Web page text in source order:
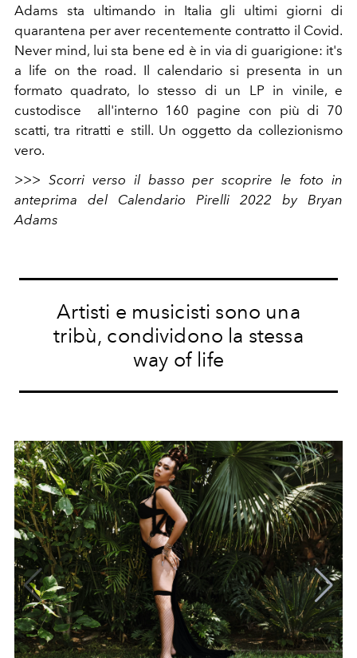
Adams sta ultimando in Italia gli ultimi giorni di
quarantena per aver recentemente contratto il Covid.
Never mind, lui sta bene ed è in via di guarigione: it's
a life on the road. Il calendario si presenta in un
formato quadrato, lo stesso di un LP in vinile, e
custodisce all'interno 160 pagine con più di 70
scatti, tra ritratti e still. Un oggetto da collezionismo
vero.
>>> Scorri verso il basso per scoprire le foto in
anteprima del Calendario Pirelli 2022 by Bryan
Adams
Artisti e musicisti sono una
tribù, condividono la stessa
way of life